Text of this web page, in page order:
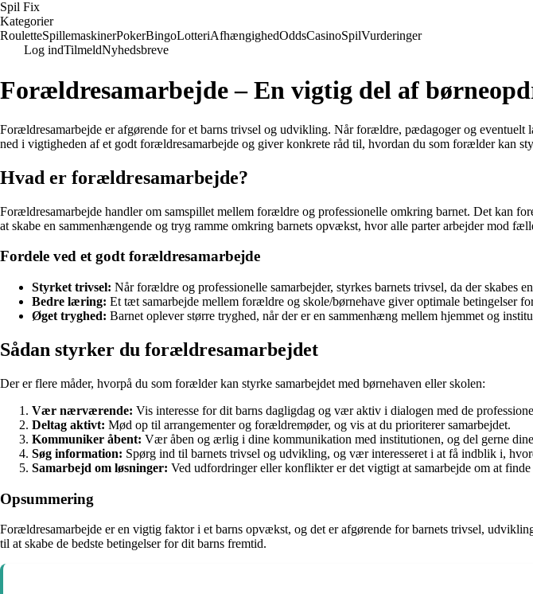
Spil Fix
Kategorier
RouletteSpillemaskinerPokerBingoLotteriAfhængighedOddsCasinoSpilVurderinger
Log indTilmeldNyhedsbreve
Forældresamarbejde – En vigtig del af
Forældresamarbejde er afgørende for et barns trivsel og udvikling. Når forældre, pædagoger og
ned i vigtigheden af et godt forældresamarbejde og giver konkrete råd til, hvordan du som forælder kan
Hvad er forældresamarbejde?
Forældresamarbejde handler om samspillet mellem forældre og professionelle omkring barnet. Det kan
at skabe en sammenhængende og tryg ramme omkring barnets opvækst, hvor alle parter arbejder mod
Fordele ved et godt forældresamarbejde
Styrket trivsel: Når forældre og professionelle samarbejder, styrkes barnets trivsel, da der skabes
Bedre læring: Et tæt samarbejde mellem forældre og skole/børnehave giver optimale betingelser
Øget tryghed: Barnet oplever større tryghed, når der er en sammenhæng mellem hjemmet og
Sådan styrker du forældresamarbejdet
Der er flere måder, hvorpå du som forælder kan styrke samarbejdet med børnehaven eller skolen:
Vær nærværende: Vis interesse for dit barns dagligdag og vær aktiv i dialogen med de
Deltag aktivt: Mød op til arrangementer og forældremøder, og vis at du prioriterer samarbejdet.
Kommuniker åbent: Vær åben og ærlig i dine kommunikation med institutionen, og del gerne
Søg information: Spørg ind til barnets trivsel og udvikling, og vær interesseret i at få indblik i,
Samarbejd om løsninger: Ved udfordringer eller konflikter er det vigtigt at samarbejde om at
Opsummering
Forældresamarbejde er en vigtig faktor i et barns opvækst, og det er afgørende for barnets trivsel,
til at skabe de bedste betingelser for dit barns fremtid.